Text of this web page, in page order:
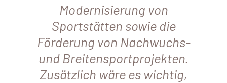
Modernisierung von
Sportstätten sowie die
Förderung von Nachwuchs-
und Breitensportprojekten.
Zusätzlich wäre es wichtig,